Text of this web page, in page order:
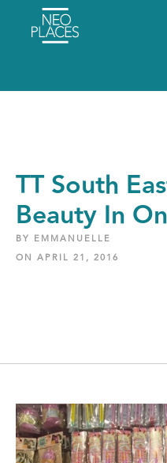
TT South
Beauty In
BY EMMANUELLE
ON APRIL 21, 2016